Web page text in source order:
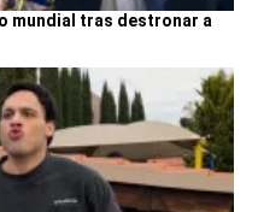
mundial tras destronar a